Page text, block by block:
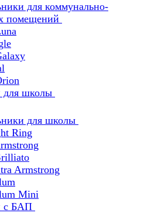
для коммунально-
помещений
для школы
для школы
Ring
Armstrong
Mini
с БАП